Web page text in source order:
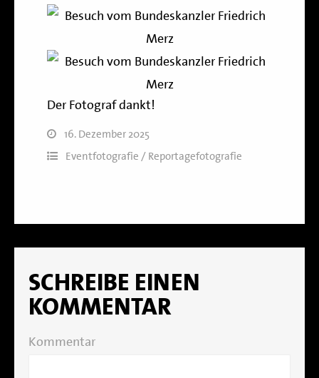
Der Fotograf dankt!
16. Dezember 2025
Eventfotografie / Reportagefotografie
SCHREIBE EINEN
KOMMENTAR
Kommentar